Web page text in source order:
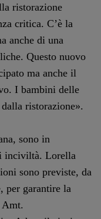
ristorazione
critica. C’è la
anche di una
Questo nuovo
ma anche il
I bambini delle
ristorazione».
sono in
inciviltà. Lorella
sono previste, da
per garantire la
Amt.